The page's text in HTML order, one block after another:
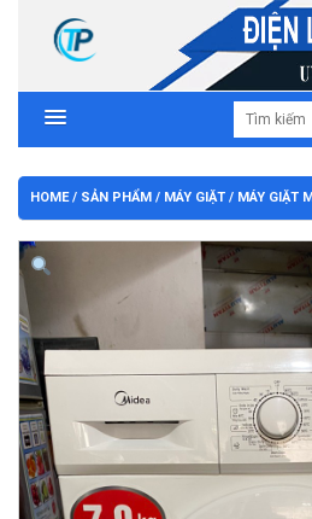
HOME/ SẢN PHẨM / MÁY GIẶT / MÁY GIẶT